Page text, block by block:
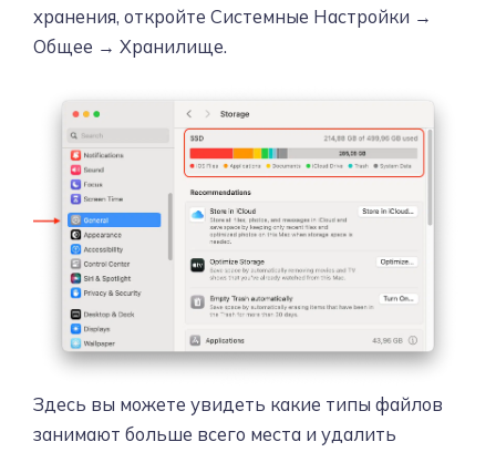
хранения, откройте Системные Настройки →
Общее → Хранилище.
Здесь вы можете увидеть какие типы файлов
занимают больше всего места и удалить